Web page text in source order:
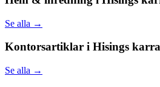
Se alla →
Kontorsartiklar i Hisings karra
Se alla →